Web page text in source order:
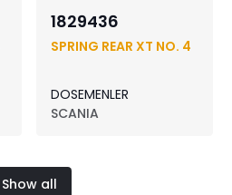
1829436
SPRING REAR XT NO. 4
DOSEMENLER
SCANIA
Show all